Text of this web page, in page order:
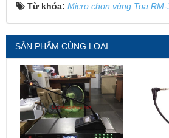
Từ khóa: Micro chọn vùng Toa
SẢN PHẨM CÙNG LOẠI